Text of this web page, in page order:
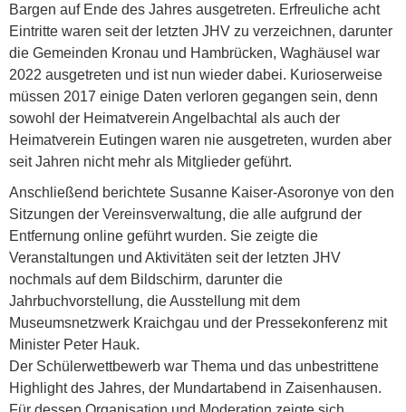
Bargen auf Ende des Jahres ausgetreten. Erfreuliche acht
Eintritte waren seit der letzten JHV zu verzeichnen, da­runter
die Gemeinden Kronau und Hambrücken, Waghäusel war
2022 ausgetreten und ist nun wieder dabei. Kurioserweise
müssen 2017 einige Daten verloren gegangen sein, denn
sowohl der Heimatverein Angelbachtal als auch der
Heimatverein Eutingen waren nie ausgetreten, wurden aber
seit Jahren nicht mehr als Mitglieder geführt.
Anschließend berichtete Susanne Kaiser-Asoronye von den
Sitzungen der Vereinsverwaltung, die alle aufgrund der
Entfernung online geführt wurden. Sie zeigte die
Veranstaltungen und Aktivitäten seit der letzten JHV
nochmals auf dem Bildschirm, darunter die
Jahrbuchvorstellung, die Ausstellung mit dem
Museumsnetzwerk Kraichgau und der Pressekonferenz mit
Minister Peter Hauk.
Der Schülerwettbewerb war Thema und das unbestrittene
Highlight des Jahres, der Mundartabend in Zaisenhausen.